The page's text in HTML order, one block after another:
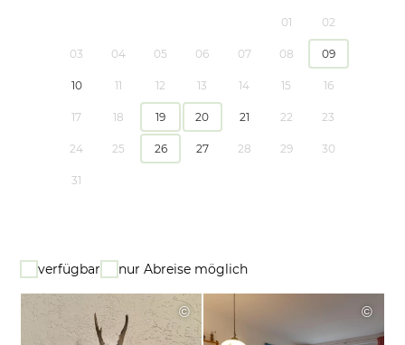
01 02
03 04 05 06 07 08 09
10 11 12 13 14 15 16
17 18 19 20 21 22 23
24 25 26 27 28 29 30
31
verfügbar nur Abreise möglich
© ©